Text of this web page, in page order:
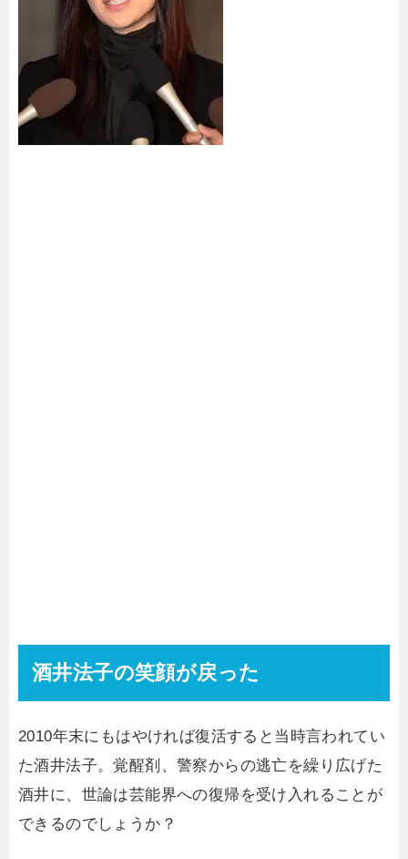
酒井法子の笑顔が戻った
2010年末にもはやければ復活すると当時言われてい
た酒井法子。覚醒剤、警察からの逃亡を繰り広げた
酒井に、世論は芸能界への復帰を受け入れることが
できるのでしょうか？